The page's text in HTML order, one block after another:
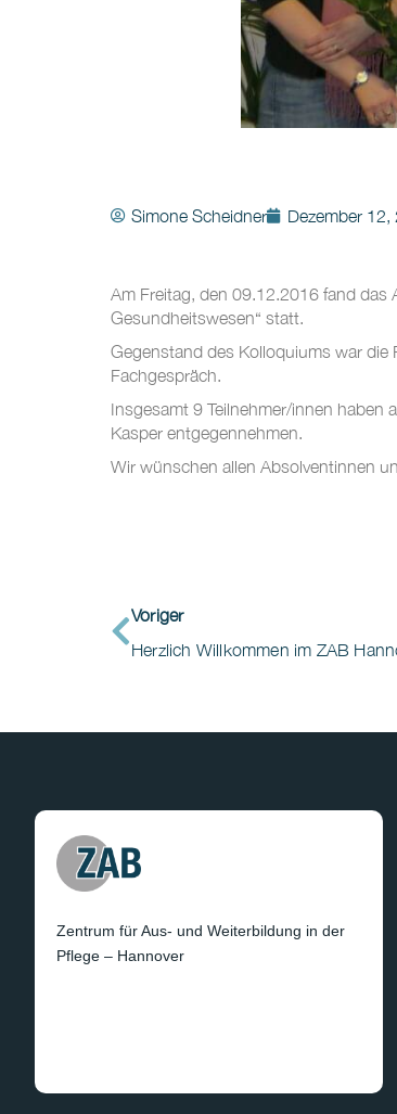
Simone Scheidner Dezember 12,
Am Freitag, den 09.12.2016 fand das
Gesundheitswesen“ statt.
Gegenstand des Kolloquiums war
Fachgespräch.
Insgesamt 9 Teilnehmer/innen haben
Kasper entgegennehmen.
Wir wünschen allen Absolventinnen
Voriger
Herzlich Willkommen im ZAB
Zentrum für Aus- und Weiterbildung in der
Pflege – Hannover